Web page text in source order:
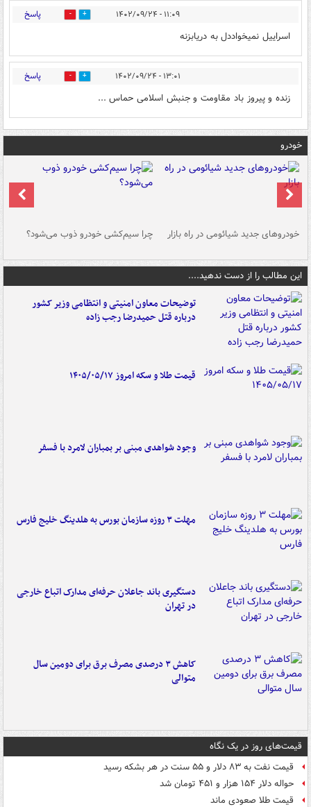
۱۱:۰۹ - ۱۴۰۲/۰۹/۲۴ 0 پاسخ
اسراییل نمیخواددل به دریابزنه
۱۳:۰۱ - ۱۴۰۲/۰۹/۲۴ 7 پاسخ
زنده و پیروز باد مقاومت و جنبش اسلامی حماس ...
خودرو
خودروهای جدید شیائومی در راه بازار چرا سیم‌کشی خودرو ذوب می‌شود؟
این مطالب را از دست ندهید....
توضیحات معاون امنیتی و انتظامی وزیر کشور
درباره قتل حمیدرضا رجب زاده
قیمت طلا و سکه امروز ۱۴۰۵/۰۵/۱۷
وجود شواهدی مبنی بر بمباران لامرد با فسفر
مهلت ۳ روزه سازمان بورس به هلدینگ خلیج فارس
دستگیری باند جاعلان حرفه‌ای مدارک اتباع خارجی
در تهران
کاهش ۳ درصدی مصرف برق برای دومین سال
متوالی
قیمت‌های روز در یک نگاه
قیمت نفت به ۸۳ دلار و ۵۵ سنت در هر بشکه رسید
حواله دلار ۱۵۴ هزار و ۴۵۱ تومان شد
قیمت طلا صعودی ماند